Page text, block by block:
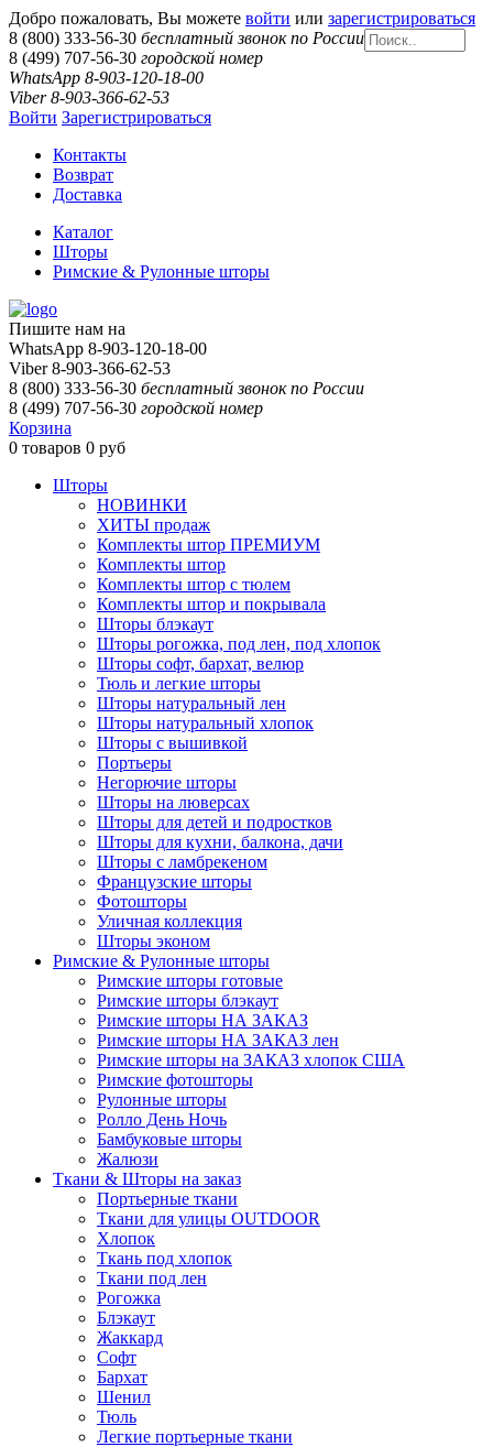
Добро пожаловать, Вы можете войти или зарегистрироваться
8 (800) 333-56-30 бесплатный звонок по России
8 (499) 707-56-30 городской номер
WhatsApp 8-903-120-18-00
Viber 8-903-366-62-53
Войти Зарегистрироваться
Контакты
Возврат
Доставка
Каталог
Шторы
Римские & Рулонные шторы
Пишите нам на
WhatsApp 8-903-120-18-00
Viber 8-903-366-62-53
8 (800) 333-56-30 бесплатный звонок по России
8 (499) 707-56-30 городской номер
Корзина
0 товаров 0 руб
Шторы
НОВИНКИ
ХИТЫ продаж
Комплекты штор ПРЕМИУМ
Комплекты штор
Комплекты штор с тюлем
Комплекты штор и покрывала
Шторы блэкаут
Шторы рогожка, под лен, под хлопок
Шторы софт, бархат, велюр
Тюль и легкие шторы
Шторы натуральный лен
Шторы натуральный хлопок
Шторы с вышивкой
Портьеры
Негорючие шторы
Шторы на люверсах
Шторы для детей и подростков
Шторы для кухни, балкона, дачи
Шторы с ламбрекеном
Французские шторы
Фотошторы
Уличная коллекция
Шторы эконом
Римские & Рулонные шторы
Римские шторы готовые
Римские шторы блэкаут
Римские шторы НА ЗАКАЗ
Римские шторы НА ЗАКАЗ лен
Римские шторы на ЗАКАЗ хлопок США
Римские фотошторы
Рулонные шторы
Ролло День Ночь
Бамбуковые шторы
Жалюзи
Ткани & Шторы на заказ
Портьерные ткани
Ткани для улицы OUTDOOR
Хлопок
Ткань под хлопок
Ткани под лен
Рогожка
Блэкаут
Жаккард
Софт
Бархат
Шенил
Тюль
Легкие портьерные ткани